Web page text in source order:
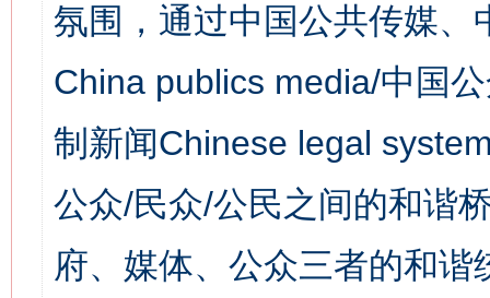
氛围，通过中国公共传媒
China publics media/中国
制新闻Chinese legal
公众/民众/公民之间的和谐
府、媒体、公众三者的和谐